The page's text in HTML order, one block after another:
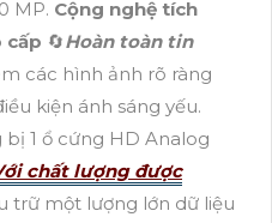
MP. Cộng nghệ tích
cấp 🔄Hoàn toàn tin
các hình ảnh rõ ràng
kiện ánh sáng yếu.
1 ổ cứng HD Analog
chất lượng được
trữ một lượng lớn dữ liệu